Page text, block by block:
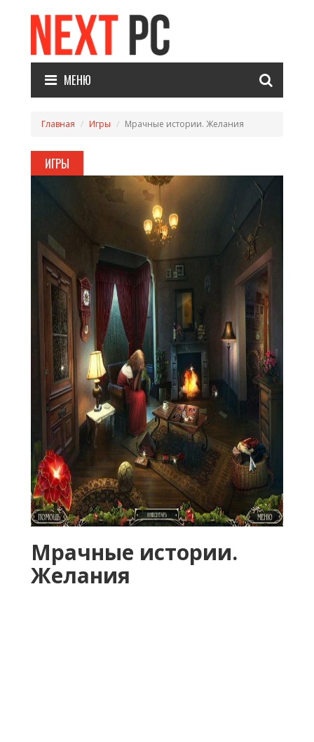
МЕНЮ
Главная Игры Мрачные истории. Желания
ИГРЫ
Мрачные истории.
Желания